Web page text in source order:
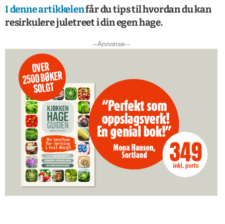
I denne artikkelenfår du tips til hvordan du kan
resirkulere juletreet i din egen hage.
--Annonse--